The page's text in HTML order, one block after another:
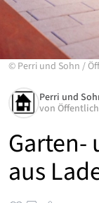
© Perri und Sohn /
Garten-
aus
Perri und
von